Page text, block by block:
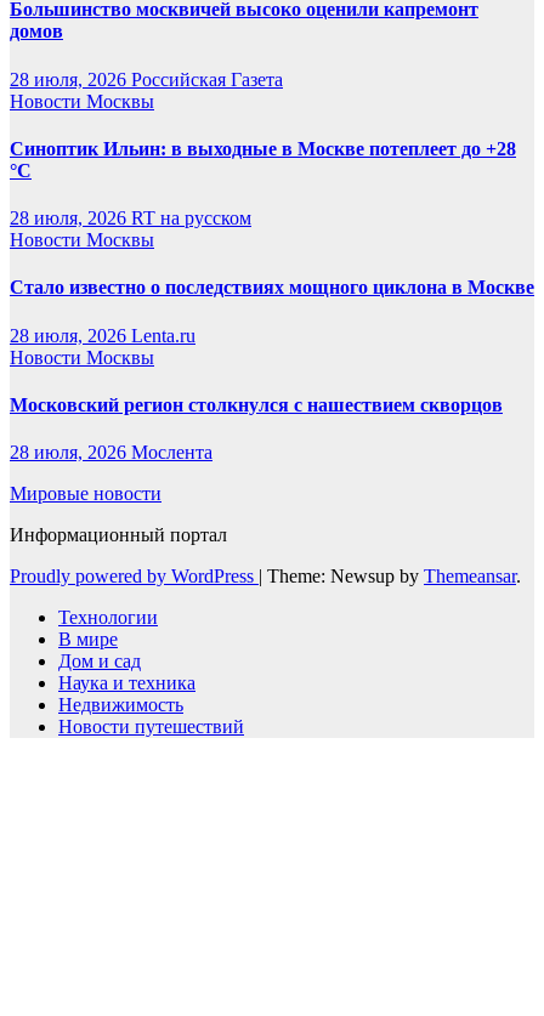
Большинство москвичей высоко оценили капремонт
домов
28 июля, 2026 Российская Газета
Новости Москвы
Синоптик Ильин: в выходные в Москве потеплеет до +28
°C
28 июля, 2026 RT на русском
Новости Москвы
Стало известно о последствиях мощного циклона в Москве
28 июля, 2026 Lenta.ru
Новости Москвы
Московский регион столкнулся с нашествием скворцов
28 июля, 2026 Мослента
Мировые новости
Информационный портал
Proudly powered by WordPress | Theme: Newsup by Themeansar.
Технологии
В мире
Дом и сад
Наука и техника
Недвижимость
Новости путешествий